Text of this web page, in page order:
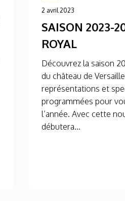
2 avril 2023
SAISON 2023-
ROYAL
Découvrez la saison
du château de
représentations et
programmées pour
l’année. Avec cette
débutera...